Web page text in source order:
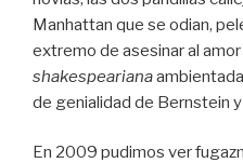
Manhattan que se odian,
extremo de asesinar al
shakespeariana
de genialidad de Bernstein
En 2009 pudimos ver